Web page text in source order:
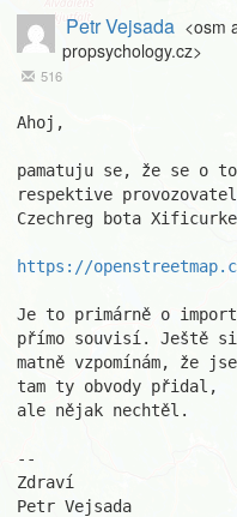
Petr Vejsada <osm
propsychology.cz>
516
Ahoj,
pamatuju se, že se o
respektive
Czechreg bota
https://
Je to primárně o
přímo souvisí. Ještě si
matně vzpomínám, že
tam ty obvody přidal,
ale nějak nechtěl.
--
Zdraví
Petr Vejsada